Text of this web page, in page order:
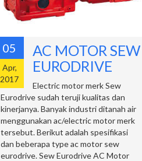
05
Apr,
2017
AC MOTOR SEW
EURODRIVE
Electric motor merk Sew
Eurodrive sudah teruji kualitas dan
kinerjanya. Banyak industri ditanah air
menggunakan ac/electric motor merk
tersebut. Berikut adalah spesifikasi
dan beberapa type ac motor sew
eurodrive. Sew Eurodrive AC Motor